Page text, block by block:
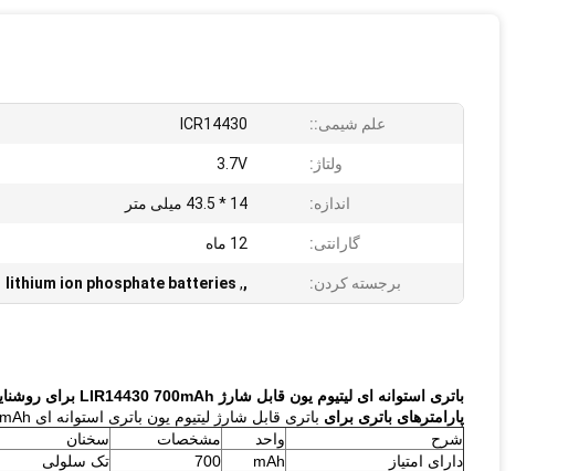
علم شیمی:: ICR14430
ولتاژ: 3.7V
اندازه: 14 * 43.5 میلی متر
گارانتی: 12 ماه
برجسته کردن: ,
,
lithium ion phosphate batteries
باتری استوانه ای لیتیوم یون قابل شارژ LIR14430 700mAh برای روشنایی
پارامترهای باتری برای باتری قابل شارژ لیتیوم یون باتری استوانه ای LIR14430 700mAh برای روشنایی
شرح
واحد مشخصات
سخنان
دارای امتیاز
mAh
700
تک سلولی